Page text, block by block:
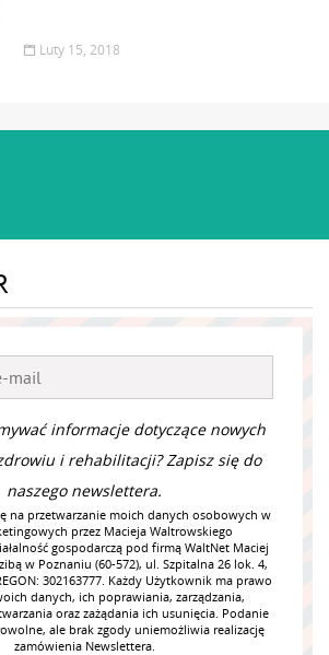
Luty 15, 2018
informacje dotyczące nowych
i rehabilitacji? Zapisz się do
naszego newslettera.
na przetwarzanie moich danych osobowych w
przez Macieja Waltrowskiego
gospodarczą pod firmą WaltNet Maciej
w Poznaniu (60-572), ul. Szpitalna 26 lok. 4,
302163777. Każdy Użytkownik ma prawo
danych, ich poprawiania, zarządzania,
oraz zażądania ich usunięcia. Podanie
ale brak zgody uniemożliwia realizację
zamówienia Newslettera.